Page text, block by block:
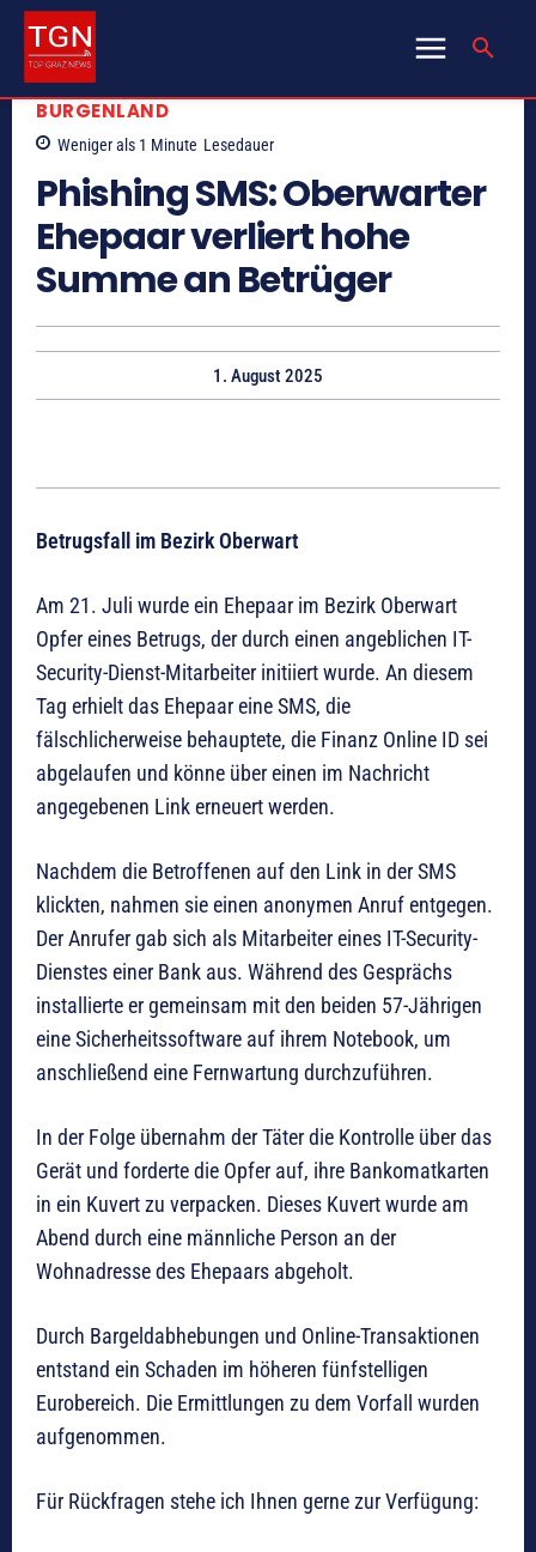
BURGENLAND
Weniger als 1 Minute Lesedauer
Phishing SMS: Oberwarter
Ehepaar verliert hohe
Summe an Betrüger
1. August 2025
Betrugsfall im Bezirk Oberwart
Am 21. Juli wurde ein Ehepaar im Bezirk Oberwart
Opfer eines Betrugs, der durch einen angeblichen IT-
Security-Dienst-Mitarbeiter initiiert wurde. An diesem
Tag erhielt das Ehepaar eine SMS, die
fälschlicherweise behauptete, die Finanz Online ID sei
abgelaufen und könne über einen im Nachricht
angegebenen Link erneuert werden.
Nachdem die Betroffenen auf den Link in der SMS
klickten, nahmen sie einen anonymen Anruf entgegen.
Der Anrufer gab sich als Mitarbeiter eines IT-Security-
Dienstes einer Bank aus. Während des Gesprächs
installierte er gemeinsam mit den beiden 57-Jährigen
eine Sicherheitssoftware auf ihrem Notebook, um
anschließend eine Fernwartung durchzuführen.
In der Folge übernahm der Täter die Kontrolle über das
Gerät und forderte die Opfer auf, ihre Bankomatkarten
in ein Kuvert zu verpacken. Dieses Kuvert wurde am
Abend durch eine männliche Person an der
Wohnadresse des Ehepaars abgeholt.
Durch Bargeldabhebungen und Online-Transaktionen
entstand ein Schaden im höheren fünfstelligen
Eurobereich. Die Ermittlungen zu dem Vorfall wurden
aufgenommen.
Für Rückfragen stehe ich Ihnen gerne zur Verfügung: